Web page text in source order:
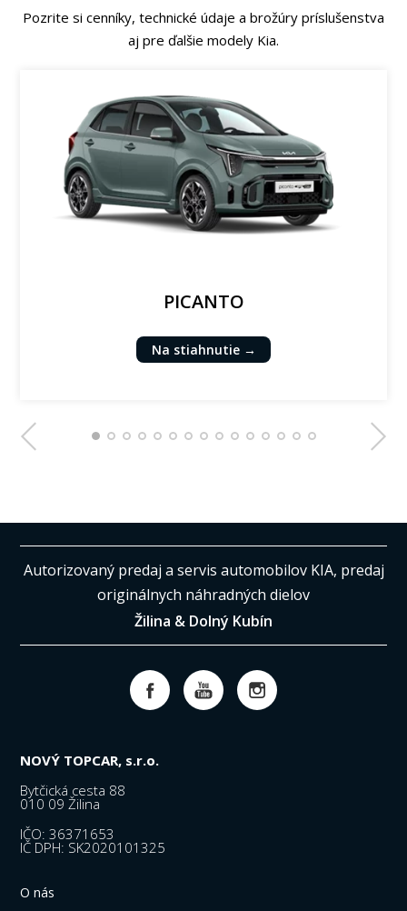
Pozrite si cenníky, technické údaje a brožúry príslušenstva
aj pre ďalšie modely Kia.
PICANTO
Na stiahnutie →
Autorizovaný predaj a servis automobilov KIA, predaj
originálnych náhradných dielov
Žilina & Dolný Kubín
NOVÝ TOPCAR, s.r.o.
Bytčická cesta 88
010 09 Žilina
IČO: 36371653
IČ DPH: SK2020101325
O nás